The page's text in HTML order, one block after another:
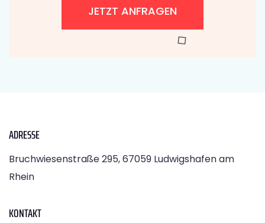
JETZT ANFRAGEN
ADRESSE
Bruchwiesenstraße 295, 67059 Ludwigshafen am
Rhein
KONTAKT